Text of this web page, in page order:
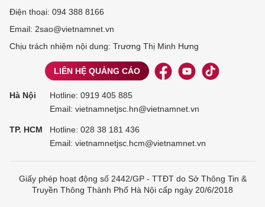
Điện thoại: 094 388 8166
Email: 2sao@vietnamnet.vn
Chịu trách nhiệm nội dung: Trương Thị Minh Hưng
LIÊN HỆ QUẢNG CÁO
Hà Nội Hotline: 0919 405 885
Email: vietnamnetjsc.hn@vietnamnet.vn
TP. HCM Hotline: 028 38 181 436
Email: vietnamnetjsc.hcm@vietnamnet.vn
Giấy phép hoạt động số 2442/GP - TTĐT do Sở Thông Tin &
Truyền Thông Thành Phố Hà Nội cấp ngày 20/6/2018